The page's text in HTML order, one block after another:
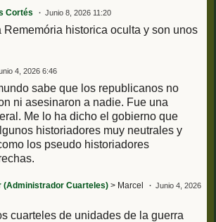
Cortés Junio 8, 2026 11:20
Rememória historica oculta y son unos
4, 2026 6:46
sabe que los republicanos no
ni asesinaron a nadie. Fue una
Me lo ha dicho el gobierno que
historiadores muy neutrales y
los pseudo historiadores
(Administrador Cuarteles) > Marcel
Junio 4, 2026
cuarteles de unidades de la guerra